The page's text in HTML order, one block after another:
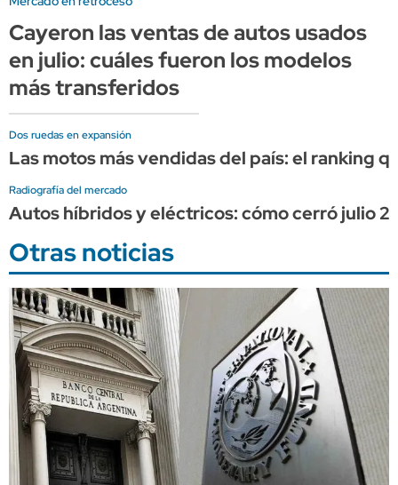
Cayeron las ventas de autos usados
en julio: cuáles fueron los modelos
más transferidos
Dos ruedas en expansión
Las motos más vendidas del país: el ranking
Radiografía del mercado
Autos híbridos y eléctricos: cómo cerró julio
Otras noticias